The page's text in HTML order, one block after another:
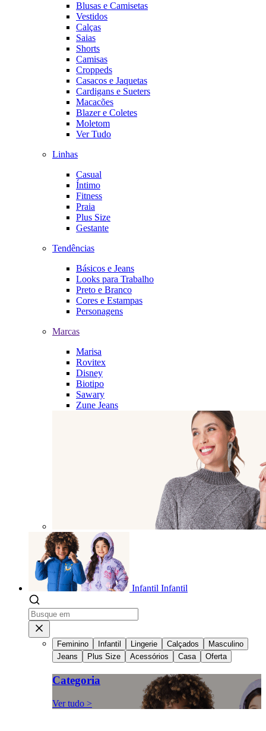
Blusas e Camisetas
Vestidos
Calças
Saias
Shorts
Camisas
Croppeds
Casacos e Jaquetas
Cardigans e Sueters
Macacões
Blazer e Coletes
Moletom
Ver Tudo
Linhas
Casual
Íntimo
Fitness
Praia
Plus Size
Gestante
Tendências
Básicos e Jeans
Looks para Trabalho
Preto e Branco
Cores e Estampas
Personagens
Marcas
Marisa
Rovitex
Disney
Biotipo
Sawary
Zune Jeans
Infantil Infantil
Feminino Infantil Lingerie Calçados
Masculino
Jeans
Plus Size Acessórios Casa Oferta
Categoria
Ver tudo >